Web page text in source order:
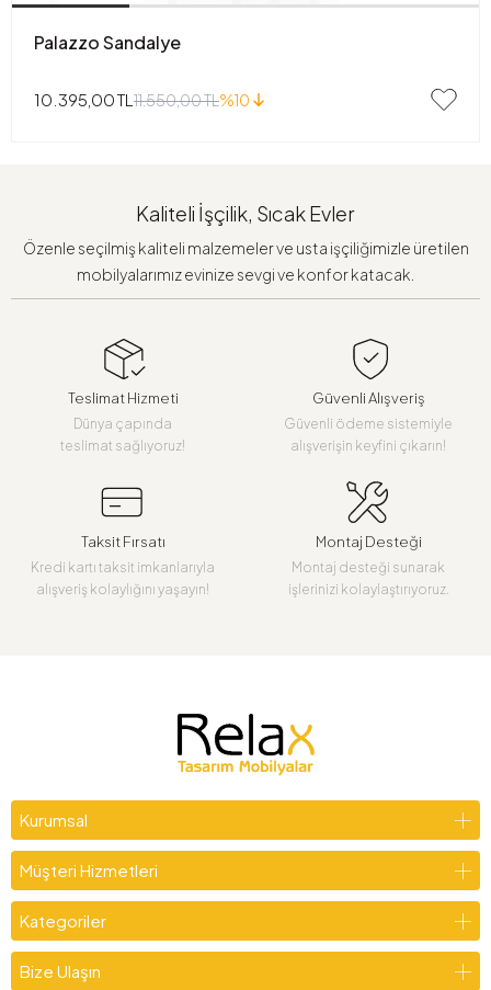
Palazzo Sandalye
10.395,00 TL 11.550,00 TL%10
Kaliteli İşçilik, Sıcak Evler
Özenle seçilmiş kaliteli malzemeler ve usta işçiliğimizle üretilen
mobilyalarımız evinize sevgi ve konfor katacak.
Teslimat Hizmeti
Dünya çapında
teslimat sağlıyoruz!
Güvenli Alışveriş
Güvenli ödeme sistemiyle
alışverişin keyfini çıkarın!
Taksit Fırsatı
Kredi kartı taksit imkanlarıyla
alışveriş kolaylığını yaşayın!
Montaj Desteği
Montaj desteği sunarak
işlerinizi kolaylaştırıyoruz.
Kurumsal
Müşteri Hizmetleri
Kategoriler
Bize Ulaşın